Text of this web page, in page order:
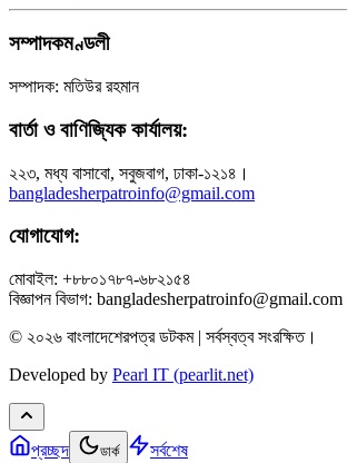
সম্পাদকমণ্ডলী
সম্পাদক: মতিউর রহমান
বার্তা ও বাণিজ্যিক কার্যালয়:
২২৩, মধ্য বাসাবো, সবুজবাগ, ঢাকা-১২১৪।
bangladesherpatroinfo@gmail.com
যোগাযোগ:
মোবাইল: +৮৮০১৭৮৭-৬৮২১৫৪
বিজ্ঞাপন বিভাগ: bangladesherpatroinfo@gmail.com
© ২০২৬ বাংলাদেশেরপত্র ডটকম | সর্বস্বত্ব সংরক্ষিত।
Developed by Pearl IT (pearlit.net)
প্রচ্ছদ ডার্ক সর্বশেষ